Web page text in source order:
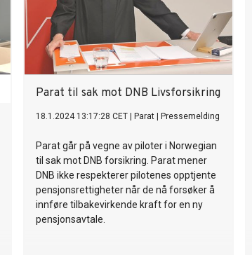
Parat til sak mot DNB Livsforsikring
18.1.2024 13:17:28 CET Parat Pressemelding
Parat går på vegne av piloter i Norwegian
til sak mot DNB forsikring. Parat mener
DNB ikke respekterer pilotenes opptjente
pensjonsrettigheter når de nå forsøker å
innføre tilbakevirkende kraft for en ny
pensjonsavtale.